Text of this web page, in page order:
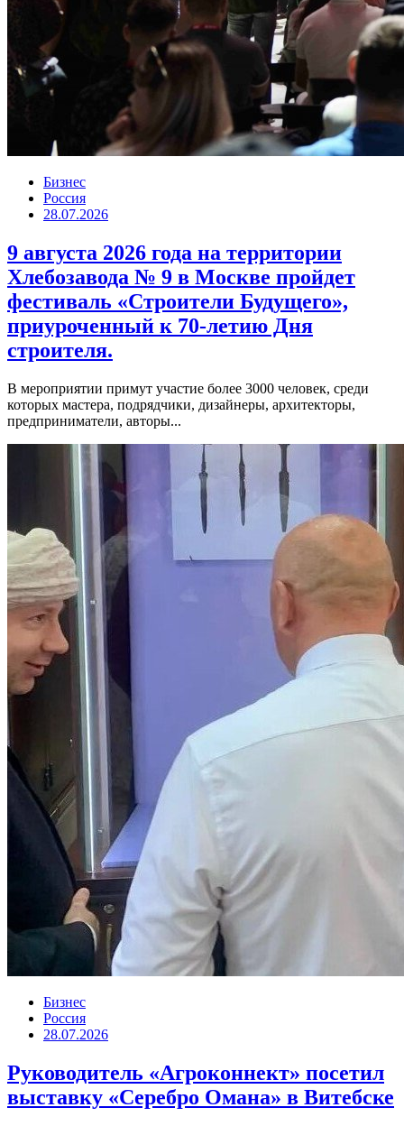
Бизнес
Россия
28.07.2026
9 августа 2026 года на территории
Хлебозавода № 9 в Москве пройдет
фестиваль «Строители Будущего»,
приуроченный к 70-летию Дня
строителя.
В мероприятии примут участие более 3000 человек, среди
которых мастера, подрядчики, дизайнеры, архитекторы,
предприниматели, авторы...
Бизнес
Россия
28.07.2026
Руководитель «Агроконнект» посетил
выставку «Серебро Омана» в Витебске